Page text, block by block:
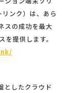
ンク）は、あら
スの成功を最大
提供します。
としたクラウド